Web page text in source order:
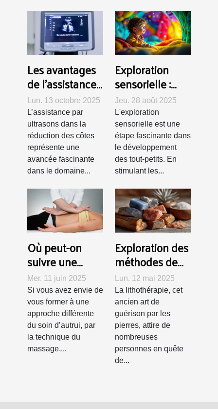
Les avantages
de l'assistance
par ultrasons
dans la
réduction des
côtes
Lun. 13 octobre 2025
L’assistance par
ultrasons dans la
réduction des côtes
représente une
avancée fascinante
dans le domaine...
Exploration
sensorielle :
activités pour
stimuler les
cinq sens chez
les tout-petits
Jeu. 28 août 2025
L'exploration
sensorielle est une
étape fascinante dans
le développement
des tout-petits. En
stimulant les...
Où peut-on
suivre une
formation de
rebouteux à
Lausanne ?
Mer. 11 juin 2025
Si vous avez envie de
vous former à une
approche différente
du soin d’autrui, par
la technique du
massage,...
Exploration des
méthodes de
purification et
de recharge
des pierres en
lithothérapie
Lun. 12 mai 2025
La lithothérapie, cet
ancien art de
guérison par les
pierres, attire de
nombreuses
personnes en quête
de...